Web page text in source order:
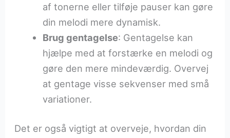
af tonerne eller tilføje pauser kan gøre
din melodi mere dynamisk.
Brug gentagelse: Gentagelse kan
hjælpe med at forstærke en melodi og
gøre den mere mindeværdig. Overvej
at gentage visse sekvenser med små
variationer.
Det er også vigtigt at overveje, hvordan din